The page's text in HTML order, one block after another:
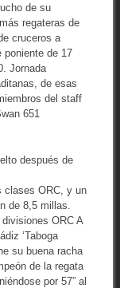
de su
regateras de
cruceros a
poniente de 17
Jornada
de esas
del staff
651
después de
clases ORC, y un
de 8,5 millas.
ORC A
‘Taboga
su buena racha
de la regata
por 57” al